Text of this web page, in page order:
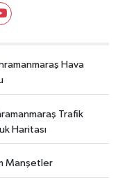
Hava
Trafik
Haritası
Manşetler